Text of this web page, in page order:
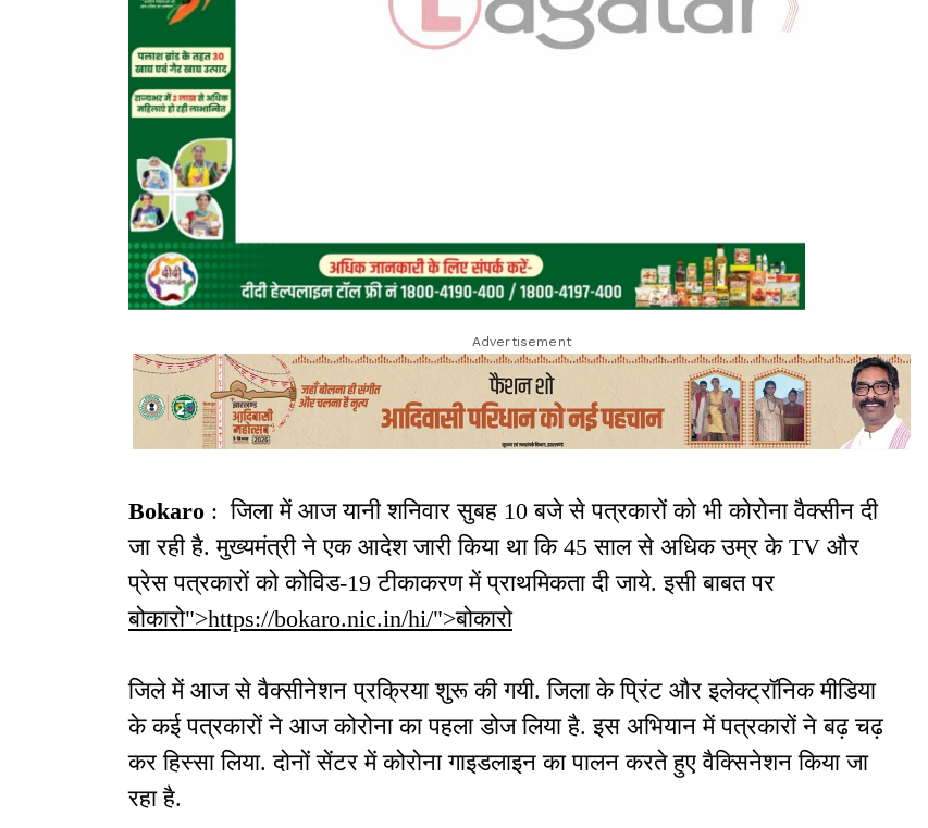
Advertisement
Bokaro : जिला में आज यानी शनिवार सुबह 10 बजे से पत्रकारों को भी कोरोना वैक्सीन दी
जा रही है. मुख्यमंत्री ने एक आदेश जारी किया था कि 45 साल से अधिक उम्र के TV और
प्रेस पत्रकारों को कोविड-19 टीकाकरण में प्राथमिकता दी जाये. इसी बाबत पर
बोकारो">https://bokaro.nic.in/hi/">बोकारो
जिले में आज से वैक्सीनेशन प्रक्रिया शुरू की गयी. जिला के प्रिंट और इलेक्ट्रॉनिक मीडिया
के कई पत्रकारों ने आज कोरोना का पहला डोज लिया है. इस अभियान में पत्रकारों ने बढ़ चढ़
कर हिस्सा लिया. दोनों सेंटर में कोरोना गाइडलाइन का पालन करते हुए वैक्सिनेशन किया जा
रहा है.